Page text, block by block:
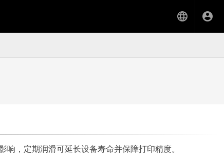
，定期润滑可延长设备寿命并保障打印精度。